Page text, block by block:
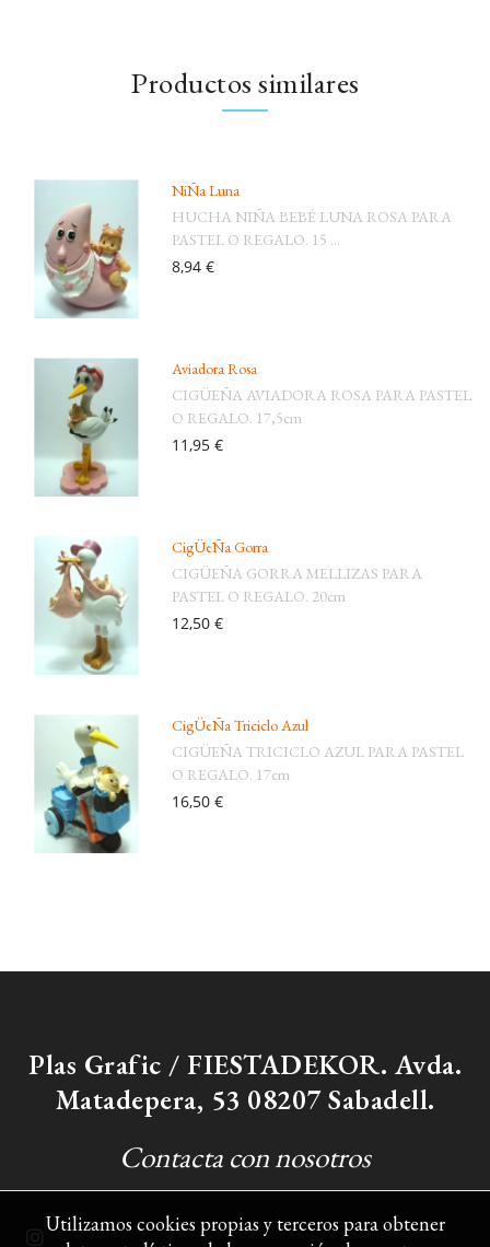
Productos similares
NiÑa Luna
HUCHA NIÑA BEBÉ LUNA ROSA PARA
PASTEL O REGALO. 15 ...
8,94 €
Aviadora Rosa
CIGÜEÑA AVIADORA ROSA PARA PASTEL
O REGALO. 17,5cm
11,95 €
CigÜeÑa Gorra
CIGÜEÑA GORRA MELLIZAS PARA
PASTEL O REGALO. 20cm
12,50 €
CigÜeÑa Triciclo Azul
CIGÜEÑA TRICICLO AZUL PARA PASTEL
O REGALO. 17cm
16,50 €
Plas Grafic / FIESTADEKOR. Avda.
Matadepera, 53 08207 Sabadell.
Contacta con nosotros
Utilizamos cookies propias y terceros para obtener